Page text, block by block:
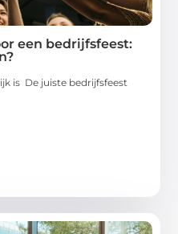
een bedrijfsfeest:
is De juiste bedrijfsfeest